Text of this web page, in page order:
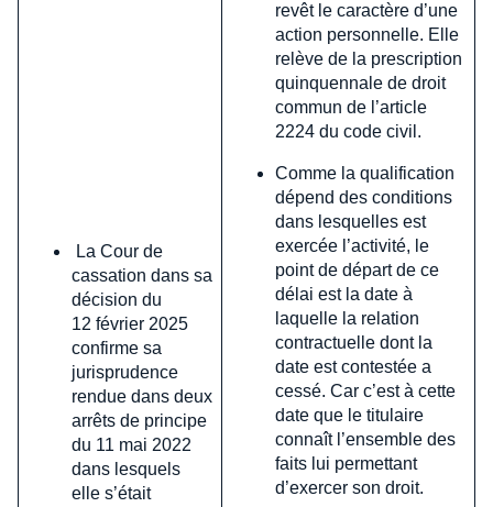
La Cour de
cassation dans sa
décision du
12 février 2025
confirme sa
jurisprudence
rendue dans deux
arrêts de principe
du 11 mai 2022
dans lesquels
elle s’était
revêt le caractère d’une
action personnelle. Elle
relève de la prescription
quinquennale de droit
commun de l’article
2224 du code civil.
Comme la qualification
dépend des conditions
dans lesquelles est
exercée l’activité, le
point de départ de ce
délai est la date à
laquelle la relation
contractuelle dont la
date est contestée a
cessé. Car c’est à cette
date que le titulaire
connaît l’ensemble des
faits lui permettant
d’exercer son droit.